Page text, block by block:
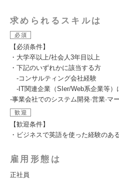
求められるスキルは
必須
【必須条件】
・大学卒以上/社会人3年目以上
・下記のいずれかに該当する方
-コンサルティング会社経験
-IT関連企業（SIer/Web系企業等）
-事業会社でのシステム開発·営業·マ
歓迎
【歓迎条件】
・ビジネスで英語を使った経験のあ
雇用形態は
正社員